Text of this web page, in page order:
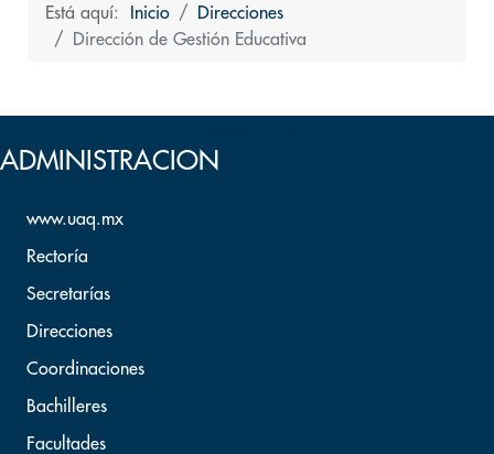
Está aquí: Inicio
Direcciones
Dirección de Gestión Educativa
ADMINISTRACION
www.uaq.mx
Rectoría
Secretarías
Direcciones
Coordinaciones
Bachilleres
Facultades